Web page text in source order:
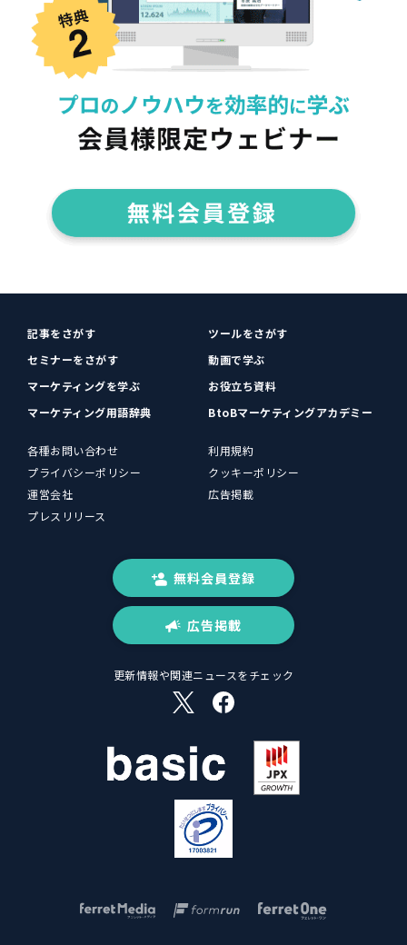
記事をさがす
ツールをさがす
セミナーをさがす
動画で学ぶ
マーケティングを学ぶ
お役立ち資料
マーケティング用語辞典
BtoBマーケティングアカデミー
各種お問い合わせ
利用規約
プライバシーポリシー
クッキーポリシー
運営会社
広告掲載
プレスリリース
無料会員登録
広告掲載
更新情報や関連ニュースをチェック